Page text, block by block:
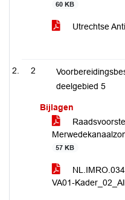
60 KB
Utrechtse
2
deelgebied 5
Bijlagen
57 KB
VA01-